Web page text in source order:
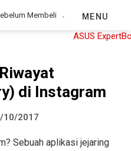
Membeli MENU
di Instagram
10/2017
Sebuah aplikasi jejaring